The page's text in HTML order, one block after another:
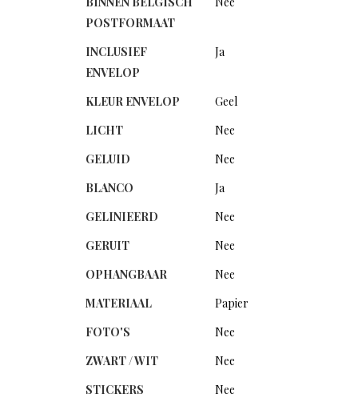
POSTFORMAAT
INCLUSIEF
ENVELOP
Ja
KLEUR ENVELOP
Geel
LICHT
Nee
GELUID
Nee
BLANCO
Ja
GELINIEERD
Nee
GERUIT
Nee
OPHANGBAAR
Nee
MATERIAAL
Papier
FOTO'S
Nee
ZWART / WIT
Nee
STICKERS
Nee